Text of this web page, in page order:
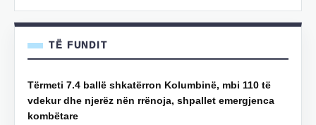
TË FUNDIT
Tërmeti 7.4 ballë shkatërron Kolumbinë, mbi 110 të
vdekur dhe njerëz nën rrënoja, shpallet emergjenca
kombëtare